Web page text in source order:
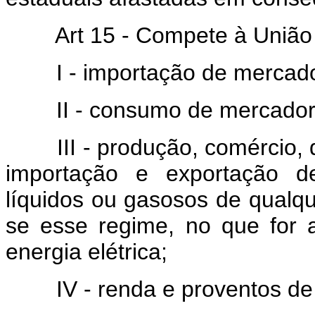
Art 15 - Compete à
I - importação de
II - consumo de
III - produção, comércio,
importação e exportação
líquidos ou gasosos de
se esse regime, no que for
energia elétrica;
IV - renda e proventos